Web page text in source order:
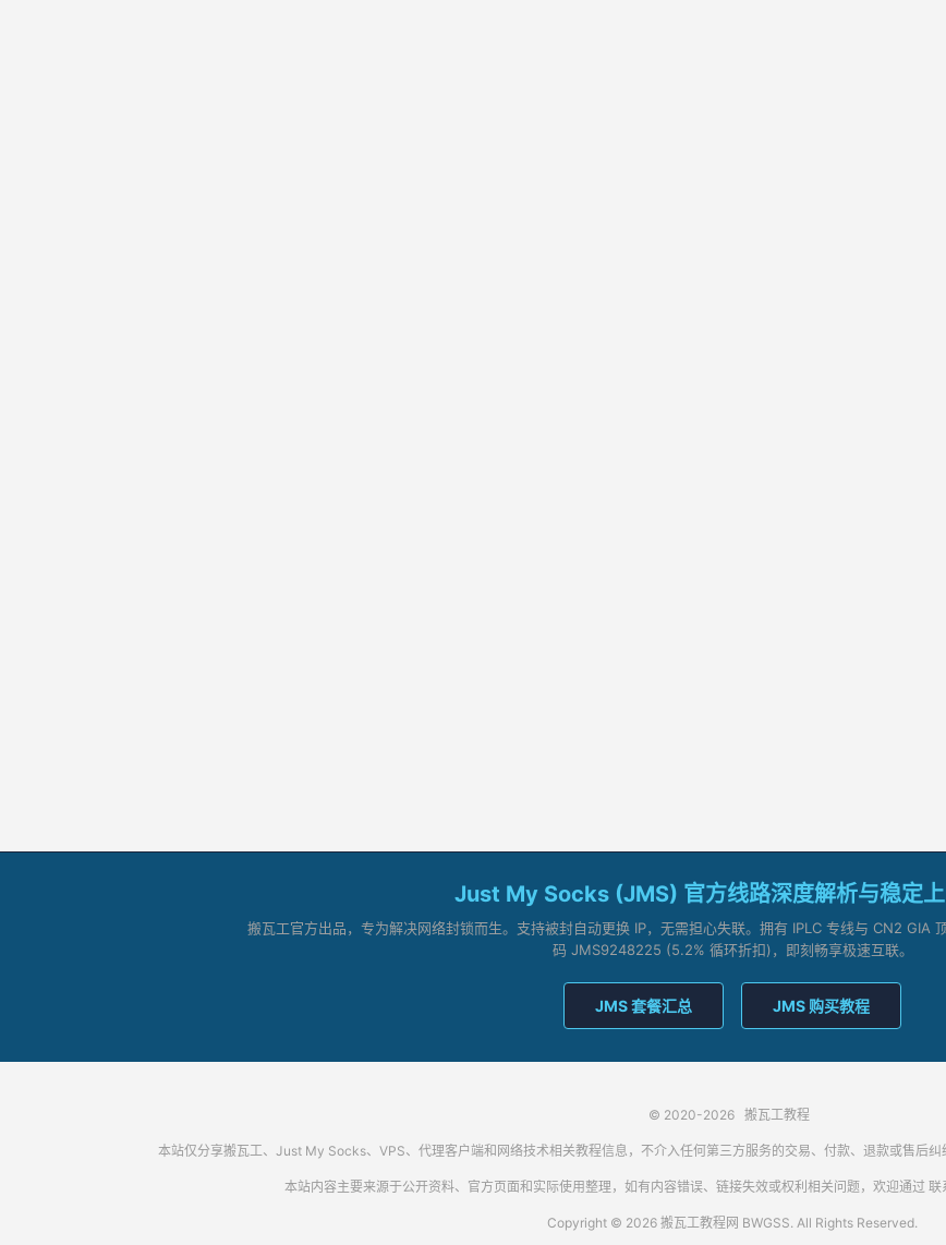
Just My Socks (JMS) 官方线路深度解析与稳定
搬瓦工官方出品，专为解决网络封锁而生。支持被封自动更换 IP，无需担心失联。拥有 IPLC 专线与 CN2 GIA
码 JMS9248225 (5.2% 循环折扣)，即刻畅享极速互联。
JMS 套餐汇总 JMS 购买教程
© 2020-2026 搬瓦工教程
本站仅分享搬瓦工、Just My Socks、VPS、代理客户端和网络技术相关教程信息，不介入任何第三方服务的交易、付款、退款或售后纠
本站内容主要来源于公开资料、官方页面和实际使用整理，如有内容错误、链接失效或权利相关问题，欢迎通过 联
Copyright © 2026 搬瓦工教程网 BWGSS. All Rights Reserved.